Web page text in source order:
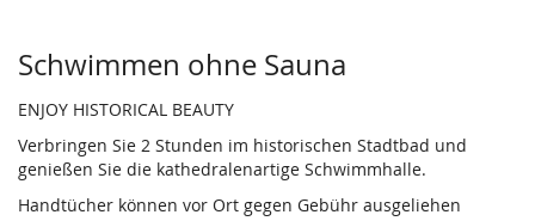
Produkte
Schwimmen ohne Sauna
ENJOY HISTORICAL BEAUTY
Verbringen Sie 2 Stunden im historischen Stadtbad und
genießen Sie die kathedralenartige Schwimmhalle.
Handtücher können vor Ort gegen Gebühr ausgeliehen